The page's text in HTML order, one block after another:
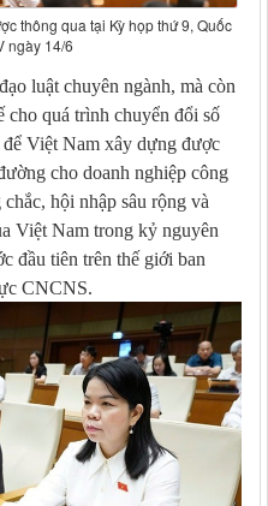
thông qua tại Kỳ họp thứ 9, Quốc
ngày 14/6
luật chuyên ngành, mà còn
cho quá trình chuyển đổi số
Việt Nam xây dựng được
cho doanh nghiệp công
hội nhập sâu rộng và
Việt Nam trong kỷ nguyên
đầu tiên trên thế giới ban
CNCNS.